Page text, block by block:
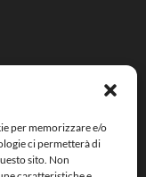
per memorizzare e/o
ci permetterà di
sito. Non